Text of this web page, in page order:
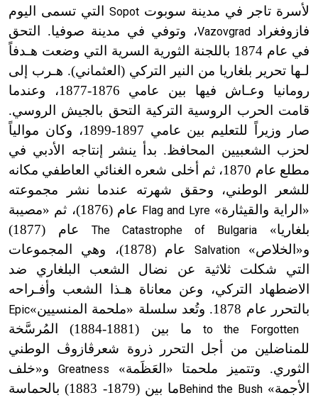
لأسرة تاجر في مدينة سوبوت Sopot التي تسمى اليوم
فازوفغرادVazovgrad، وتوفي في مدينة صوفيا. التحق
في عام 1874 باللجنة الثورية السرية التي وضعت هـدفاً
لـها تحرير بلغاريا من النير التركي (العثماني). هـرب إلى
رومانيا وعـاش فيها بين عامي 1876-1877، وعندما
قامت الحرب الروسية التركية التحق بالجيش الروسي.
صار وزيراً للتعليم بين عامي 1897-1899، وكان موالياً
لحزب الشعبيين المحافظ. بدأ ينشر إنتاجه الأدبي في
مطلع عام 1870، ثم أخلى شعره الغنائي العاطفي مكانه
للشعر الوطني، وحقق شهرته عندما نشر مجموعته
«الراية والقيثارة»Flag and Lyre
عام (1876)، ثم «مصيبة
بلغاريا» The Catastrophe of Bulgaria
عام (1877)
و«الخلاص»Salvation
عام (1878)، وهي المجموعات
التي شكلت ثلاثية عن نضال الشعب البلغاري ضد
الاضطهاد التركي، وعن معاناة هـذا الشعب وأفـراحه
بالتحرر عام 1878. وتُعد سلسلة «ملحمة المنسيين»
Epic
to the Forgotten
ما بين
(1881-1884) المُرسَّخة
للمناضلين من أجل التحرر ذروة شعر ڤازوڤ الوطني
الثوري. وتتميز ملحمتا «العَظَمة» Greatness و«خلف
الأجمة»Behind the Bush ما بين
(1879- 1883) بالحماسة